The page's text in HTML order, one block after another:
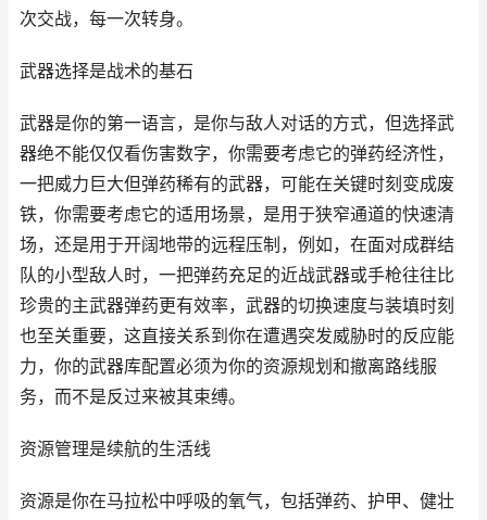
次交战，每一次转身。
武器选择是战术的基石
武器是你的第一语言，是你与敌人对话的方式，但选择武
器绝不能仅仅看伤害数字，你需要考虑它的弹药经济性，
一把威力巨大但弹药稀有的武器，可能在关键时刻变成废
铁，你需要考虑它的适用场景，是用于狭窄通道的快速清
场，还是用于开阔地带的远程压制，例如，在面对成群结
队的小型敌人时，一把弹药充足的近战武器或手枪往往比
珍贵的主武器弹药更有效率，武器的切换速度与装填时刻
也至关重要，这直接关系到你在遭遇突发威胁时的反应能
力，你的武器库配置必须为你的资源规划和撤离路线服
务，而不是反过来被其束缚。
资源管理是续航的生活线
资源是你在马拉松中呼吸的氧气，包括弹药、护甲、健壮